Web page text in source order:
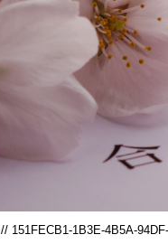
// 151FECB1-1B3E-4B5A-